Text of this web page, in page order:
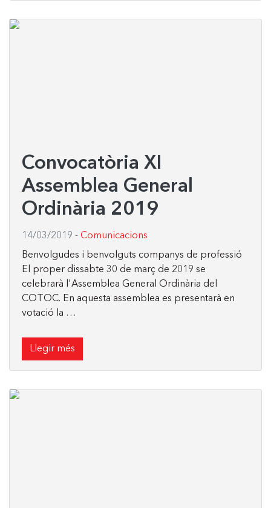
Convocatòria XI
Assemblea General
Ordinària 2019
14/03/2019 - Comunicacions
Benvolgudes i benvolguts companys de professió
El proper dissabte 30 de març de 2019 se
celebrarà l'Assemblea General Ordinària del
COTOC. En aquesta assemblea es presentarà en
votació la …
Llegir més